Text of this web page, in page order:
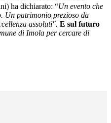
ha dichiarato: “Un evento che
Un patrimonio prezioso da
assoluti". E sul futuro
di Imola per cercare di